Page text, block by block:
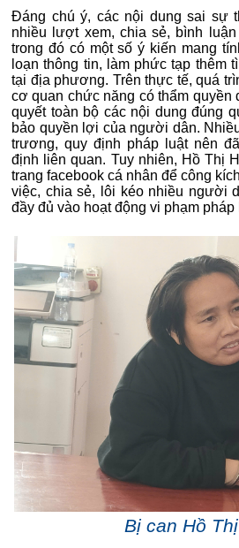
Đáng chú ý, các nội dung sai sự
nhiều lượt xem, chia sẻ, bình
trong đó có một số ý kiến mang
loạn thông tin, làm phức tạp thêm
tại địa phương. Trên thực tế, quá
cơ quan chức năng có thẩm quyền
quyết toàn bộ các nội dung đúng
bảo quyền lợi của người dân.
trương, quy định pháp luật nên
định liên quan. Tuy nhiên, Hồ Thị
trang facebook cá nhân để công
việc, chia sẻ, lôi kéo nhiều người
đầy đủ vào hoạt động vi phạm pháp
Bị can Hồ